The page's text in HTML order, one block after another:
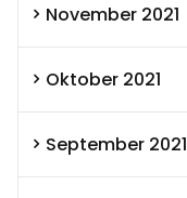
November 2021
Oktober 2021
September 2021